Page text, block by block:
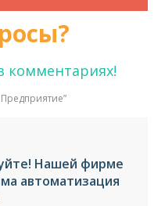
комментариях!
”
Нашей фирме
автоматизация